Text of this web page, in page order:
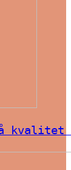
kvalitet